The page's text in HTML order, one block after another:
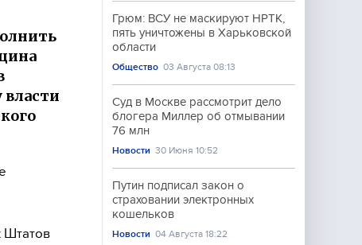
Штатов
Грюм: ВСУ не маскируют НРТК,
пять уничтожены в Харьковской
области
Общество 03 Августа 08:13
Суд в Москве рассмотрит дело
блогера Миллер об отмывании
76 млн
Новости 30 Июня 10:52
Путин подписал закон о
страховании электронных
кошельков
Новости 04 Августа 18:22